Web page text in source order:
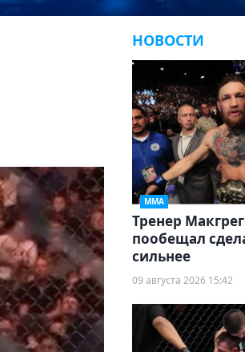
НОВОСТИ
ММА
Тренер
пообещал
сильнее
09 августа 2026 15:42